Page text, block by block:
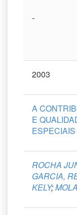
-
2003
A
E
ESPECIAIS
ROCHA
GARCIA,
KELY;